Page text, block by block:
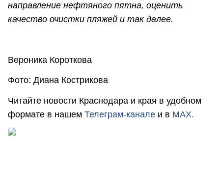
направление нефтяного пятна, оценить
качество очистки пляжей и так далее.
Вероника Короткова
Фото: Диана Кострикова
Читайте новости Краснодара и края в удобном
формате в нашем Телеграм-канале и в MAX.